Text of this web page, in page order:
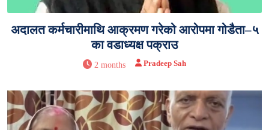
अदालत कर्मचारीमाथि आक्रमण गरेको आरोपमा गोडैता–५
का वडाध्यक्ष पक्राउ
2 months Pradeep Sah